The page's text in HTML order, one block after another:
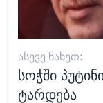
ᲐᲡᲔᲕᲔ ᲜᲐᲮᲔᲗ:
სოჭში
ტარდება